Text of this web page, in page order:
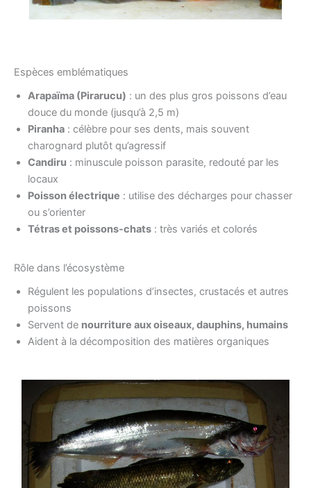
Espèces emblématiques
Arapaïma (Pirarucu) : un des plus gros poissons d’eau
douce du monde (jusqu’à 2,5 m)
Piranha : célèbre pour ses dents, mais souvent
charognard plutôt qu’agressif
Candiru : minuscule poisson parasite, redouté par les
locaux
Poisson électrique : utilise des décharges pour chasser
ou s’orienter
Tétras et poissons-chats : très variés et colorés
Rôle dans l’écosystème
Régulent les populations d’insectes, crustacés et autres
poissons
Servent de nourriture aux oiseaux, dauphins, humains
Aident à la décomposition des matières organiques